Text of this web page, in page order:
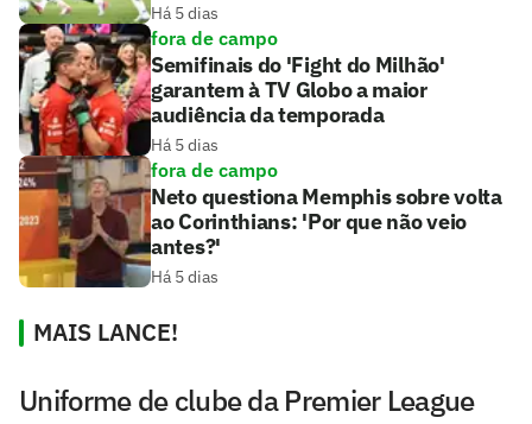
Há 5 dias
fora de campo
Semifinais do 'Fight do Milhão'
garantem à TV Globo a maior
audiência da temporada
Há 5 dias
fora de campo
Neto questiona Memphis sobre volta
ao Corinthians: 'Por que não veio
antes?'
Há 5 dias
MAIS LANCE!
Uniforme de clube da Premier League